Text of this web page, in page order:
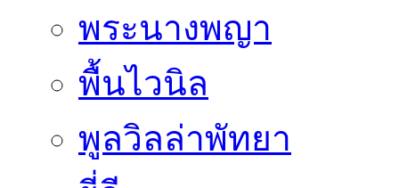
พระนางพญา
พื้นไวนิล
พูลวิลล่าพัทยา